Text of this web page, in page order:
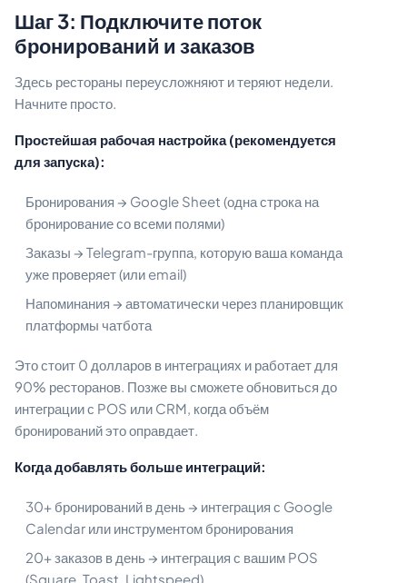
Шаг 3: Подключите поток
бронирований и заказов
Здесь рестораны переусложняют и теряют недели.
Начните просто.
Простейшая рабочая настройка (рекомендуется
для запуска):
Бронирования → Google Sheet (одна строка на
бронирование со всеми полями)
Заказы → Telegram-группа, которую ваша команда
уже проверяет (или email)
Напоминания → автоматически через планировщик
платформы чатбота
Это стоит 0 долларов в интеграциях и работает для
90% ресторанов. Позже вы сможете обновиться до
интеграции с POS или CRM, когда объём
бронирований это оправдает.
Когда добавлять больше интеграций:
30+ бронирований в день → интеграция с Google
Calendar или инструментом бронирования
20+ заказов в день → интеграция с вашим POS
(Square, Toast, Lightspeed)